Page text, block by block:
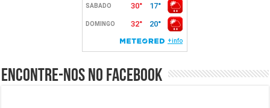
Encontre-nos no Facebook